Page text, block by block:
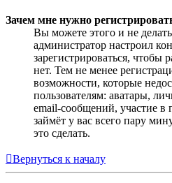
Зачем мне нужно
Вы можете этого и не
администратор настроил
зарегистрироваться, чтобы
нет. Тем не менее
возможности, которые
пользователям: аватары,
email-сообщений, участие в
займёт у вас всего пару
это сделать.
Вернуться к началу